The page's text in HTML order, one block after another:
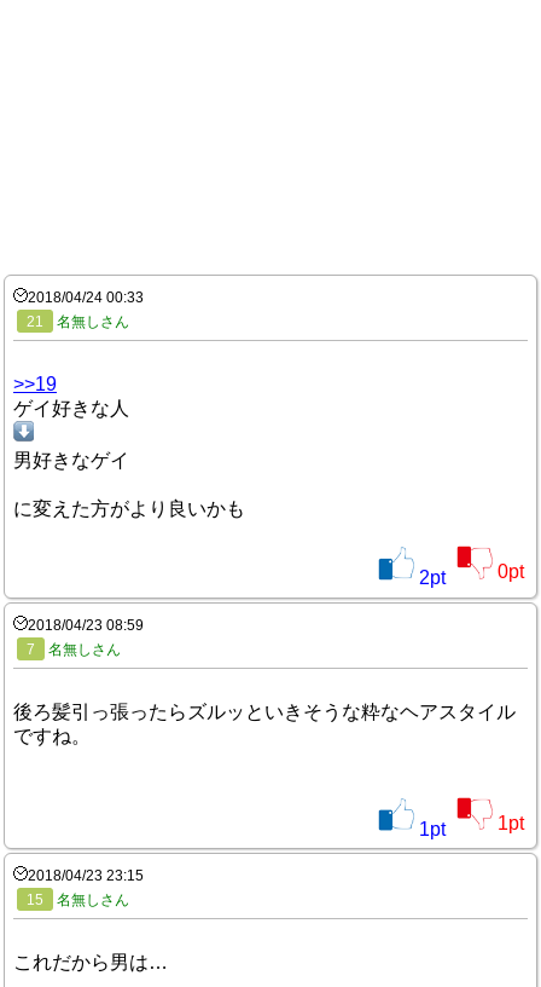
2018/04/24 00:33
21
名無しさん
>>19
ゲイ好きな人
男好きなゲイ
に変えた方がより良いかも
2pt 0pt
2018/04/23 08:59
7
名無しさん
後ろ髪引っ張ったらズルッといきそうな粋なヘアスタイル
ですね。
1pt 1pt
2018/04/23 23:15
15
名無しさん
これだから男は…